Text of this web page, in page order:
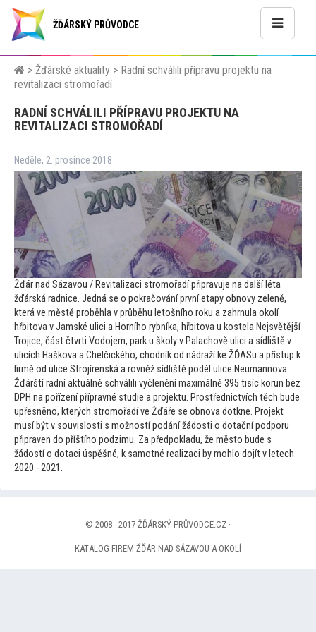
ŽĎÁRSKÝ PRŮVODCE
> Žďárské aktuality > Radní schválili přípravu projektu na
revitalizaci stromořadí
RADNÍ SCHVÁLILI PŘÍPRAVU PROJEKTU NA
REVITALIZACI STROMOŘADÍ
Neděle, 2. prosince 2018
Žďár nad Sázavou / Revitalizaci stromořadí připravuje na další léta
žďárská radnice. Jedná se o pokračování první etapy obnovy zeleně,
která ve městě proběhla v průběhu letošního roku a zahrnula okolí
hřbitova v Jamské ulici a Horního rybníka, hřbitova u kostela Nejsvětější
Trojice, část čtvrti Vodojem, park u školy v Palachově ulici a sídliště v
ulicích Haškova a Chelčického, chodník od nádraží ke ŽĎASu a přístup k
firmě od ulice Strojírenská a rovněž sídliště podél ulice Neumannova.
Žďárští radní aktuálně schválili vyčlenění maximálně 395 tisíc korun bez
DPH na pořízení přípravné studie a projektu. Prostřednictvích těch bude
upřesněno, kterých stromořadí ve Žďáře se obnova dotkne. Projekt
musí být v souvislosti s možností podání žádosti o dotační podporu
připraven do příštího podzimu. Za předpokladu, že město bude s
žádostí o dotaci úspěšné, k samotné realizaci by mohlo dojít v letech
2020 - 2021.
© 2008 - 2017 ŽĎÁRSKÝ PRŮVODCE.CZ ·
KATALOG FIREM ŽĎÁR NAD SÁZAVOU A OKOLÍ